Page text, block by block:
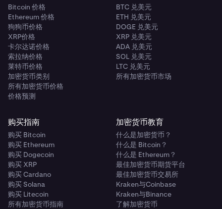
Bitcoin 价格
Ethereum 价格
狗狗币价格
XRP价格
卡尔达诺价格
索拉纳价格
莱特币价格
加密货币类别
所有加密货币价格
价格预测
BTC 兑美元
ETH 兑美元
DOGE 兑美元
XRP 兑美元
ADA 兑美元
SOL 兑美元
LTC 兑美元
所有加密货币市场
购买指南
购买 Bitcoin
购买 Ethereum
购买 Dogecoin
购买 XRP
购买 Cardano
购买 Solana
购买 Litecoin
所有加密货币指南
加密货币教育
什么是加密货币？
什么是 Bitcoin？
什么是 Ethereum？
最佳加密货币期货平台
最佳加密货币交易所
Kraken与Coinbase
Kraken与Binance
了解加密货币